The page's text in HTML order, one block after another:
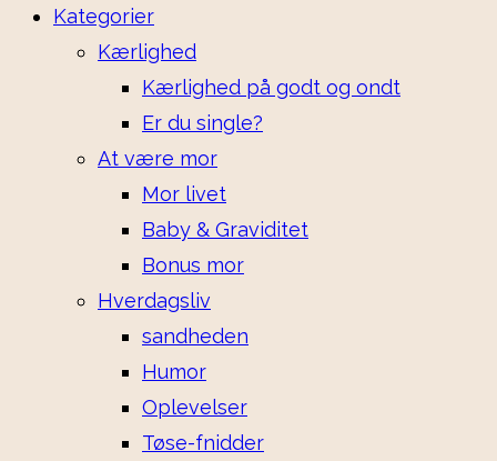
Kategorier
Kærlighed
Kærlighed på godt og ondt
Er du single?
At være mor
Mor livet
Baby & Graviditet
Bonus mor
Hverdagsliv
sandheden
Humor
Oplevelser
Tøse-fnidder